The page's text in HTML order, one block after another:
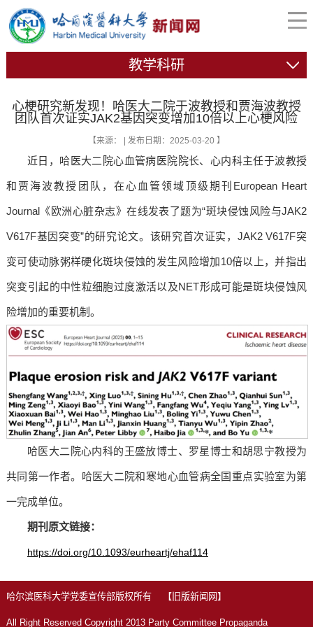
教学科研
心梗研究新发现！哈医大二院于波教授和贾海波教授
团队首次证实JAK2基因突变增加10倍以上心梗风险
【来源： | 发布日期：2025-03-20 】
近日，哈医大二院心血管病医院院长、心内科主任于波教授
和贾海波教授团队，在心血管领域顶级期刊European Heart
Journal《欧洲心脏杂志》在线发表了题为“斑块侵蚀风险与JAK2
V617F基因突变”的研究论文。该研究首次证实，JAK2 V617F突
变可使动脉粥样硬化斑块侵蚀的发生风险增加10倍以上，并指出
突变引起的中性粒细胞过度激活以及NET形成可能是斑块侵蚀风
险增加的重要机制。
哈医大二院心内科的王盛放博士、罗星博士和胡思宁教授为
共同第一作者。哈医大二院和寒地心血管病全国重点实验室为第
一完成单位。
期刊 原文链接：
https://doi.org/10.1093/eurheartj/ehaf114
哈尔滨医科大学党委宣传部版权所有 【旧版新闻网】
All Right Reserved Copyright 2013 Party Committee Propaganda